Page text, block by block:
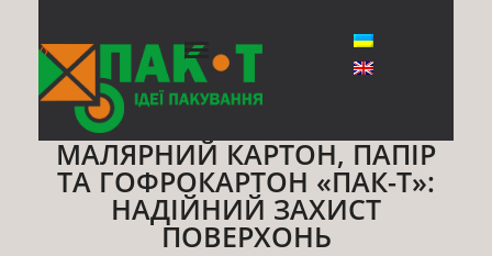
◊
МАЛЯРНИЙ КАРТОН, ПАПІР
ТА ГОФРОКАРТОН «ПАК-Т»:
НАДІЙНИЙ ЗАХИСТ
ПОВЕРХОНЬ